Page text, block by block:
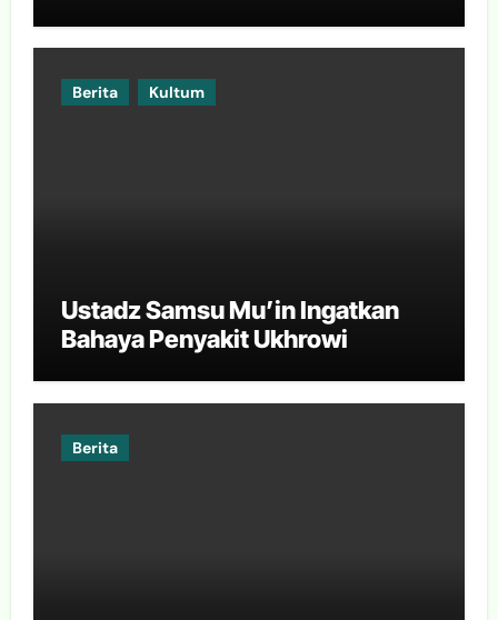
Berita Kultum
Ustadz Samsu Mu’in Ingatkan
Bahaya Penyakit Ukhrowi
Berita